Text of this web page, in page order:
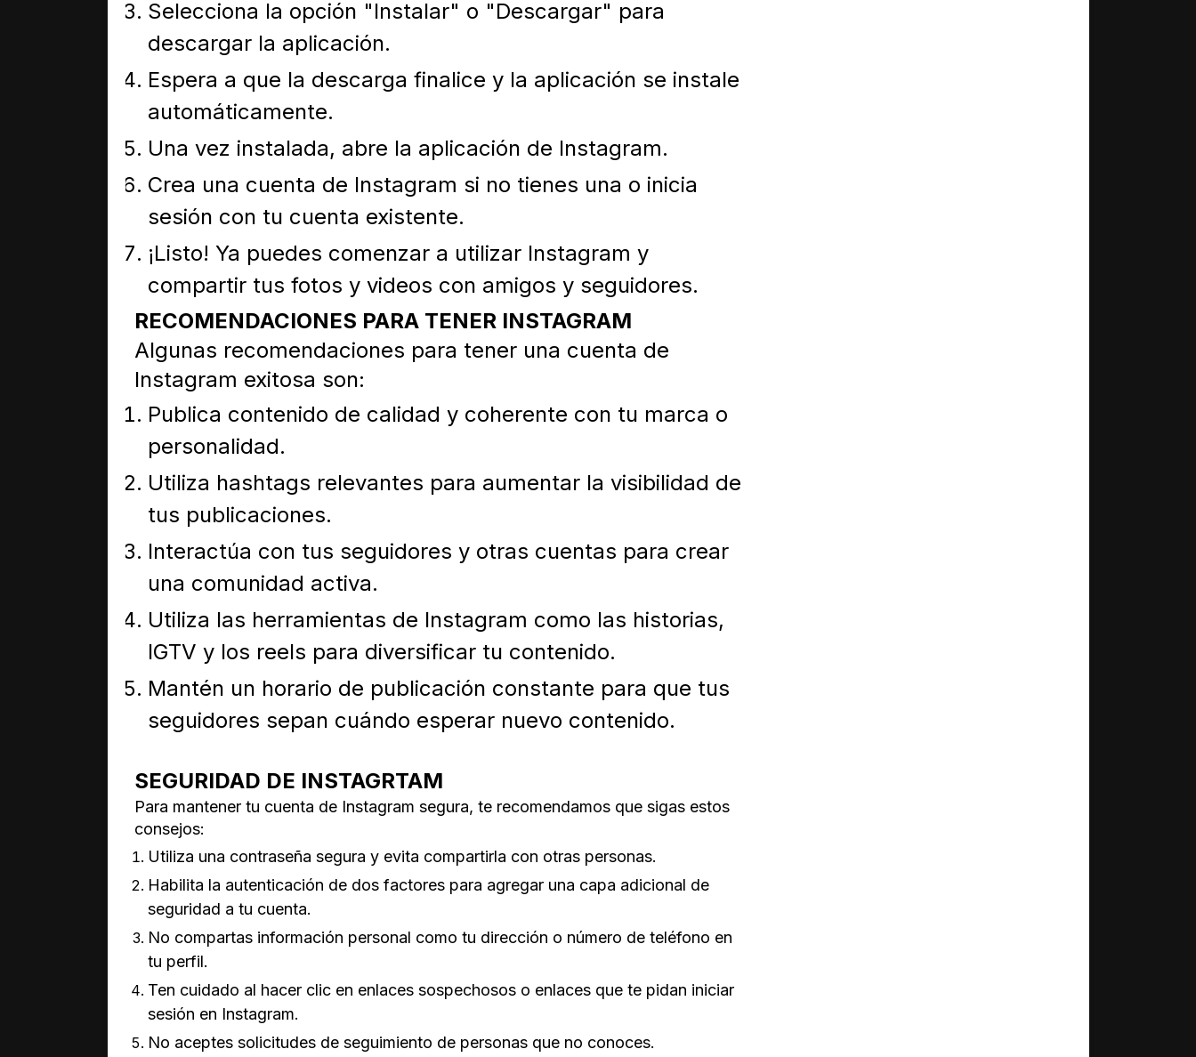
Selecciona la opción "Instalar" o "Descargar" para
descargar la aplicación.
Espera a que la descarga finalice y la aplicación se instale
automáticamente.
Una vez instalada, abre la aplicación de Instagram.
Crea una cuenta de Instagram si no tienes una o inicia
sesión con tu cuenta existente.
¡Listo! Ya puedes comenzar a utilizar Instagram y
compartir tus fotos y videos con amigos y seguidores.
RECOMENDACIONES PARA TENER INSTAGRAM
Algunas recomendaciones para tener una cuenta de
Instagram exitosa son:
Publica contenido de calidad y coherente con tu marca o
personalidad.
Utiliza hashtags relevantes para aumentar la visibilidad de
tus publicaciones.
Interactúa con tus seguidores y otras cuentas para crear
una comunidad activa.
Utiliza las herramientas de Instagram como las historias,
IGTV y los reels para diversificar tu contenido.
Mantén un horario de publicación constante para que tus
seguidores sepan cuándo esperar nuevo contenido.
SEGURIDAD DE INSTAGRTAM
Para mantener tu cuenta de Instagram segura, te recomendamos que sigas estos
consejos:
Utiliza una contraseña segura y evita compartirla con otras personas.
Habilita la autenticación de dos factores para agregar una capa adicional de
seguridad a tu cuenta.
No compartas información personal como tu dirección o número de teléfono en
tu perfil.
Ten cuidado al hacer clic en enlaces sospechosos o enlaces que te pidan iniciar
sesión en Instagram.
No aceptes solicitudes de seguimiento de personas que no conoces.